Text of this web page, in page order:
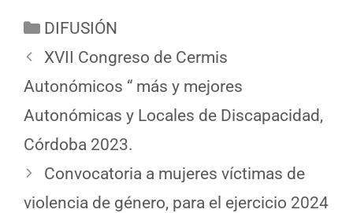
DIFUSIÓN
XVII Congreso de Cermis
Autonómicos “ más y mejores
Autonómicas y Locales de Discapacidad,
Córdoba 2023.
Convocatoria a mujeres víctimas de
violencia de género, para el ejercicio 2024